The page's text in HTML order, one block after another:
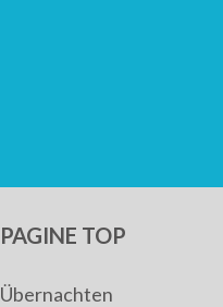
PAGINE TOP
Übernachten